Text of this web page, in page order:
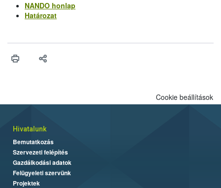
NANDO honlap
Határozat
Cookie beállítások
Hivatalunk
Bemutatkozás
Szervezeti felépítés
Gazdálkodási adatok
Felügyeleti szervünk
Projektek